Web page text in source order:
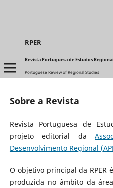
RPER
Revista Portuguesa de Estudos
Portuguese Review of Regional Studies
Sobre a Revista
Revista Portuguesa de
projeto editorial da
Desenvolvimento Regional
O objetivo principal da RPER
produzida no âmbito da